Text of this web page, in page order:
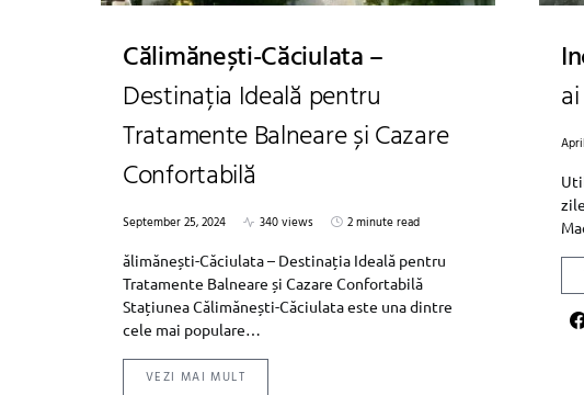
Călimănești-Căciulata –
Destinația Ideală pentru
Tratamente Balneare și Cazare
Confortabilă
September 25, 2024 340 views
2 minute read
ălimănești-Căciulata – Destinația Ideală pentru
Tratamente Balneare și Cazare Confortabilă
Stațiunea Călimănești-Căciulata este una dintre
cele mai populare…
VEZI MAI MULT